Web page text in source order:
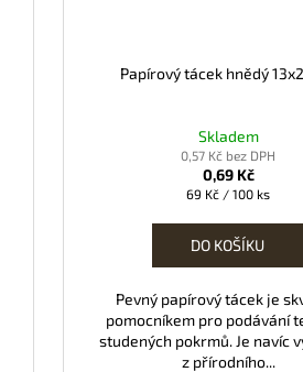
Papírový tácek hnědý
Skladem
0,57 Kč bez DPH
0,69 Kč
Měrná
69 Kč / 100 ks
DO KOŠÍKU
Pevný papírový tácek je
pomocníkem pro podávání
studených pokrmů. Je navíc
z přírodního...